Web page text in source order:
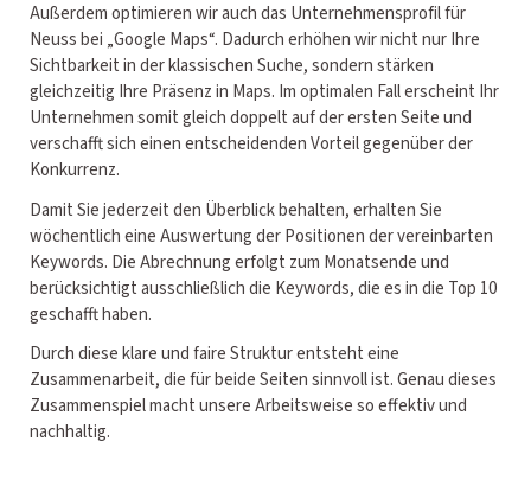
Außerdem optimieren wir auch das Unternehmensprofil für
Neuss bei „Google Maps“. Dadurch erhöhen wir nicht nur Ihre
Sichtbarkeit in der klassischen Suche, sondern stärken
gleichzeitig Ihre Präsenz in Maps. Im optimalen Fall erscheint Ihr
Unternehmen somit gleich doppelt auf der ersten Seite und
verschafft sich einen entscheidenden Vorteil gegenüber der
Konkurrenz.
Damit Sie jederzeit den Überblick behalten, erhalten Sie
wöchentlich eine Auswertung der Positionen der vereinbarten
Keywords. Die Abrechnung erfolgt zum Monatsende und
berücksichtigt ausschließlich die Keywords, die es in die Top 10
geschafft haben.
Durch diese klare und faire Struktur entsteht eine
Zusammenarbeit, die für beide Seiten sinnvoll ist. Genau dieses
Zusammenspiel macht unsere Arbeitsweise so effektiv und
nachhaltig.